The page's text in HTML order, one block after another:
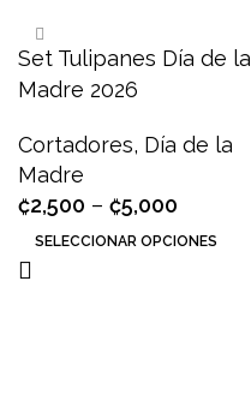
Set Tulipanes Día de la
Madre 2026
Cortadores, Día de la
Madre
₡2,500 – ₡5,000
SELECCIONAR OPCIONES